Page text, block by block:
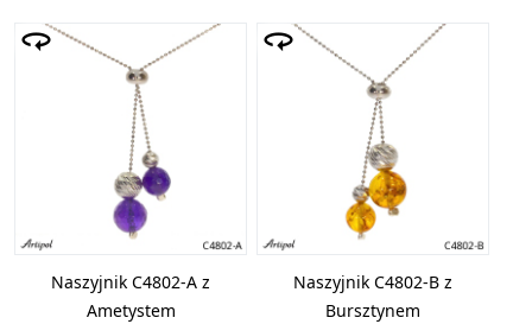
Naszyjnik C4802-A z
Ametystem
Naszyjnik C4802-B z
Bursztynem